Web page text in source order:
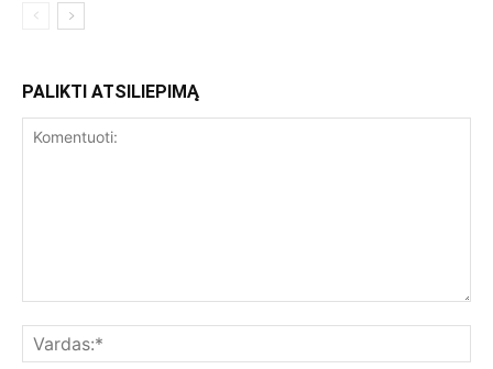
PALIKTI ATSILIEPIMĄ